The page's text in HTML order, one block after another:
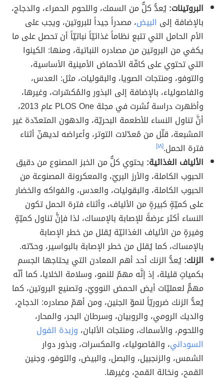
البروتينات:يُعدُّ كلٌّ من السمك، واللحوم الحمراء، والدجاج،
بالإضافة إلى البيض، مصدراً جيداً للبروتين، ويجب على
الأم الحامل التي تتبع نظاماً غذائيّاً نباتيّاً أن تحصل على ما
يكفي من البروتين من مصادره النباتية، ومنها: الكينوا
التي تحتوي على كافّة الأحماض الأمينية الأساسية،
والتوفو، ومنتجات الصويا، والبقوليات، مثل: العدس،
والفاصولياء، بالإضافة إلى البذور والمُكسّرات، وغيرها،
وأظهرت دراسة نُشرت في مجلة PLOS One عام 2013،
أنَّ تناول النساء للأطعمة البحريّة، والدهون المتعدّدة غير
المشبعة، قلّل من مُعدّلات التوتر، وأعراضه لديهنّ أثناء
فترة الحمل.[١٨]
الألياف الغذائية: يحتوي كلٌّ من الخبز المصنوع من دقيق
الحبوب الكاملة، والأرز البريّ، والمعكرونة المصنوعة من
الحبوب الكاملة، والبقوليات، والعدس، والفواكه والخضار
على كميّةٍ كبيرةٍ من الألياف، وأثناء فترة الحمل تكون
النساء أكثر عرضةً للإصابة بالإمساك، لذا فإنًّ تناول كميّةٍ
وفيرةٍ من الألياف الغذائيّة يُقلل من خطر الإصابة
بالإمساك، كما يُقلل من خطر الإصابة بالبواسير، وحدّته.
الزنك:يُعدُّ الزنك أحد أهم المعادن التي يحتاجها الجسم
بكمياتٍ قليلة، إذ إنَّه مهمٌ للنمو، وسلامة الخلايا، كما أنّه
مهمٌّ لعمليّات أيض الحمض النوويّ، وتصنيع البروتين، كما
يُعدُّ الزنك ضروريّاً لنموّ الجنين، ومن أهمّ مصادره: الدجاج،
والديك الرومي، والروبيان، وسرطان البحر، والمحار،
واللحوم، والأسماك، ومنتجات الألبان، وزبدة الفول
السوداني، والفاصولياء، والمكسرات، وبذور دوار
الشمس، والزنجبيل، والبصل، والبيض، والتوفو، وجنين
القمح، ونخالة القمح، وغيرها.